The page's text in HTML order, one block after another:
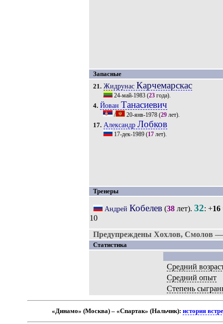
Запасные
21. Жидрунас Карчемарскас
24-май-1983(23года).
4. Йован Танасиевич
/ 20-янв-1978(29лет).
17. Александр Лобков
17-дек-1989(17лет).
Тренеры
Андрей Кобелев(38лет). 32: +16
10
Предупреждены Хохлов, Смолов
Статистика
Средний
Средний опыт
Степень
«Динамо» (Москва) – «Спартак» (Нальчик):история